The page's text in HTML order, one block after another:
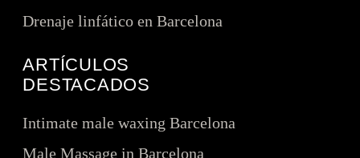
Drenaje linfático en Barcelona
ARTÍCULOS
DESTACADOS
Intimate male waxing Barcelona
Male Massage in Barcelona